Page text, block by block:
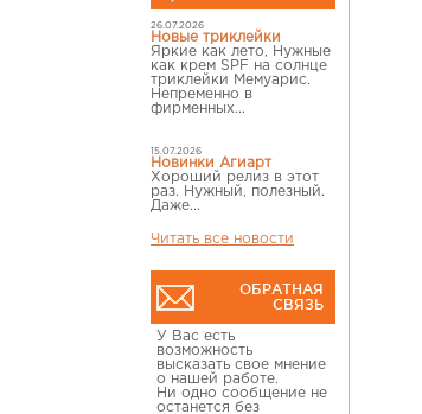
26.07.2026
Новые триклейки
Яркие как лето, Нужные
как крем SPF на солнце
триклейки Мемуарис.
Непременно в
фирменных...
15.07.2026
Новинки Агиарт
Хороший релиз в этот
раз. Нужный, полезный.
Даже...
Читать все новости
ОБРАТНАЯ
СВЯЗЬ
У Вас есть
возможность
высказать свое мнение
о нашей работе.
Ни одно сообщение не
останется без